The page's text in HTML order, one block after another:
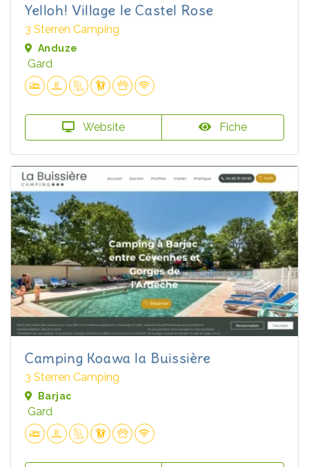
Yelloh! Village le Castel Rose
3 Sterren Camping
Anduze
Gard
Website Fiche
Camping Koawa la Buissière
3 Sterren Camping
Barjac
Gard